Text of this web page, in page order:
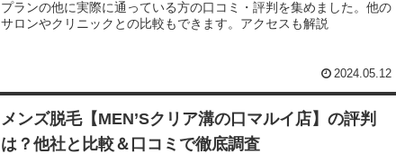
プランの他に実際に通っている方の口コミ・評判を集めました。他の
サロンやクリニックとの比較もできます。アクセスも解説
2024.05.12
メンズ脱毛【MEN’Sクリア溝の口マルイ店】の評判
は？他社と比較＆口コミで徹底調査